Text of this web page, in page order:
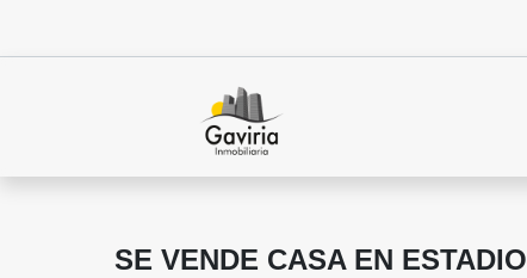
SE VENDE CASA EN ESTADIO